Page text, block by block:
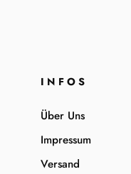
INFOS
Über Uns
Impressum
Versand